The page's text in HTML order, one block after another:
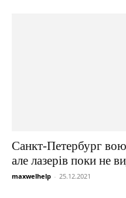
Санкт-Петербург
але лазерів поки не
maxwelhelp - 25.12.2021